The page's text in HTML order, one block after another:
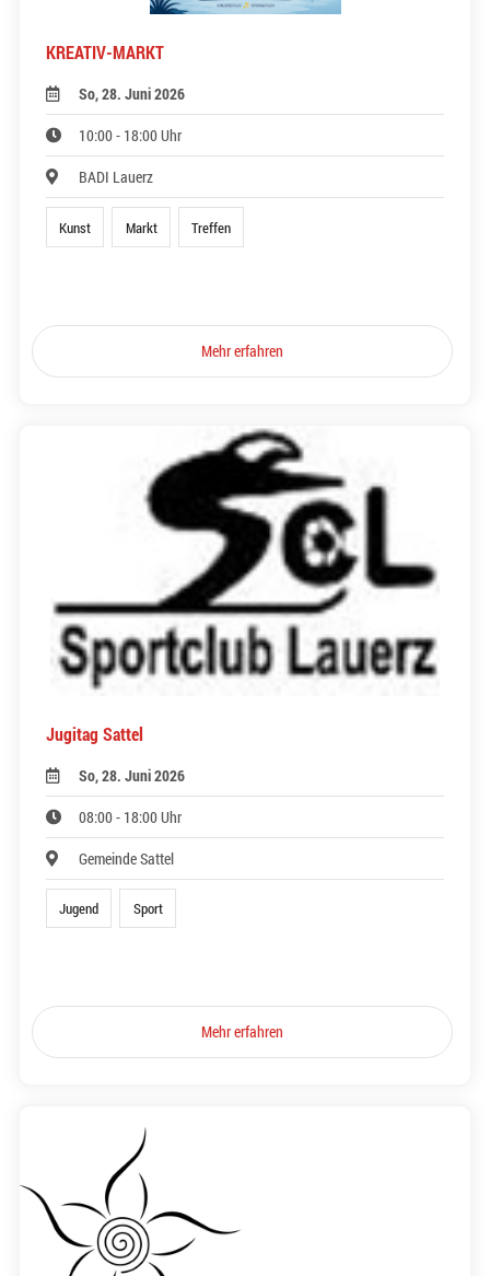
KREATIV-MARKT
So, 28. Juni 2026
10:00 - 18:00 Uhr
BADI Lauerz
Kunst Markt Treffen
Mehr erfahren
Jugitag Sattel
So, 28. Juni 2026
08:00 - 18:00 Uhr
Gemeinde Sattel
Jugend Sport
Mehr erfahren